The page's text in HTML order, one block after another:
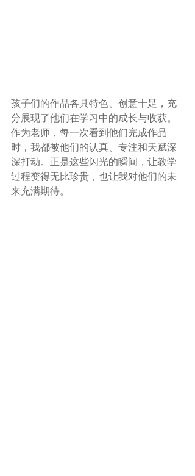
孩子们的作品各具特色、创意十足，充
分展现了他们在学习中的成长与收获。
作为老师，每一次看到他们完成作品
时，我都被他们的认真、专注和天赋深
深打动。正是这些闪光的瞬间，让教学
过程变得无比珍贵，也让我对他们的未
来充满期待。